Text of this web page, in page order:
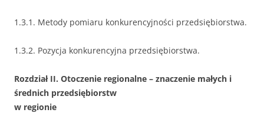
1.3.1. Metody pomiaru konkurencyjności przedsiębiorstwa.
1.3.2. Pozycja konkurencyjna przedsiębiorstwa.
Rozdział II. Otoczenie regionalne – znaczenie małych i
średnich przedsiębiorstw
w regionie